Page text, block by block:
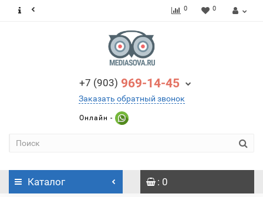
0 0
+7 (903) 969-14-45
Заказать обратный звонок
Онлайн -
Каталог : 0